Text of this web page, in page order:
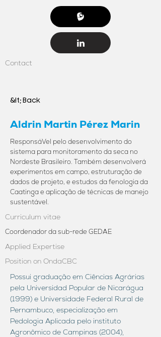
Contact
&lt; Back
Aldrin Martin Pérez Marin
ResponsáVel pelo desenvolvimento do
sistema para monitoramento da seca no
Nordeste Brasileiro. Também desenvolverá
experimentos em campo, estruturação de
dados de projeto, e estudos da fenologia da
Caatinga e aplicação de técnicas de manejo
sustentável.
Curriculum vitae
Coordenador da sub-rede GEDAE
Applied Expertise
Position on OndaCBC
Possui graduação em Ciências Agrárias
pela Universidad Popular de Nicarágua
(1999) e Universidade Federal Rural de
Pernambuco, especialização em
Pedologia Aplicada pelo instituto
Agronômico de Campinas (2004),